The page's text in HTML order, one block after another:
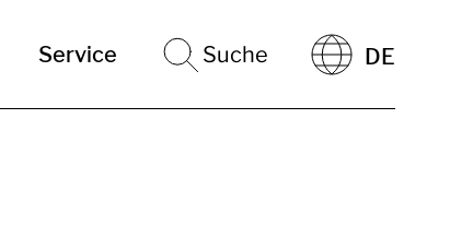
Service Suche DE